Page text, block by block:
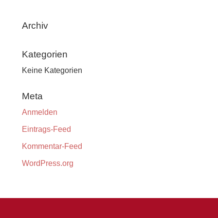
Archiv
Kategorien
Keine Kategorien
Meta
Anmelden
Eintrags-Feed
Kommentar-Feed
WordPress.org